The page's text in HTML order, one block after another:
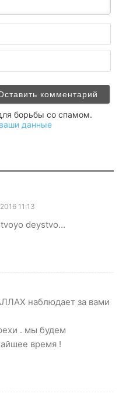
борьбы со спамом.
данные
11:13
tvoyo deystvo…
наблюдает за вами
. мы будем
время !